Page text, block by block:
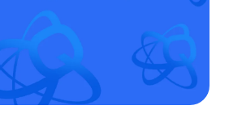
è un metodo basato
vibrazioni naturali del corpo. Il
il QuantaScan aiutano le persone, gli
a ritrovare il loro equilibrio fisico ed